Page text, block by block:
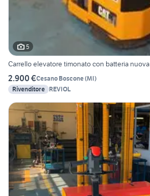
5
Carrello elevatore timonato con batteria nuova
2.900 €Cesano Boscone(MI)
Rivenditore REVIOL